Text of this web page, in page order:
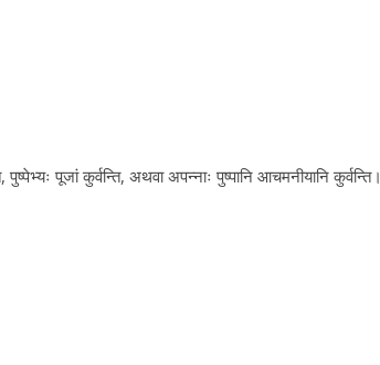
पूजां कुर्वन्ति, अथवा अपन्नाः पुष्पानि आचमनीयानि कुर्वन्ति।